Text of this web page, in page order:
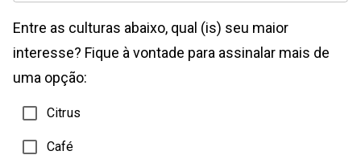
Entre as culturas abaixo, qual (is) seu maior
interesse? Fique à vontade para assinalar mais de
uma opção:
Citrus
Café